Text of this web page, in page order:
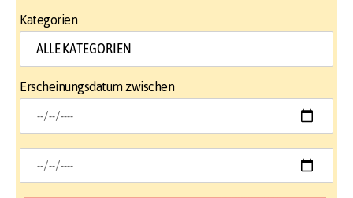
Kategorien
Erscheinungsdatum zwischen